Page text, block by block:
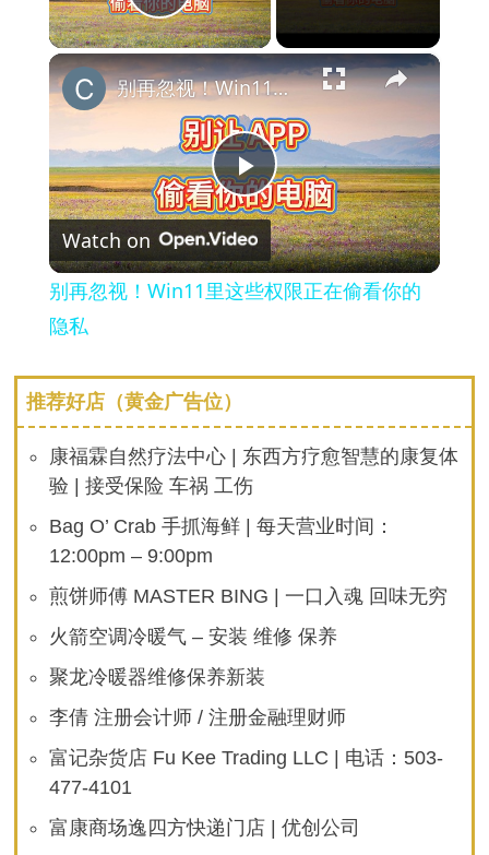
Play Video
×
Play
Video
别再忽视！Win11里这些权限正在偷看你的隐私
Watch on
别再忽视！Win11里这些权限正在偷看你的
隐私
推荐好店（黄金广告位）
康福霖自然疗法中心 | 东西方疗愈智慧的康复体
验 | 接受保险 车祸 工伤
Bag O’ Crab 手抓海鲜 | 每天营业时间：
12:00pm – 9:00pm
煎饼师傅 MASTER BING | 一口入魂 回味无穷
火箭空调冷暖气 – 安装 维修 保养
聚龙冷暖器维修保养新装
李倩 注册会计师 / 注册金融理财师
富记杂货店 Fu Kee Trading LLC | 电话：503-
477-4101
富康商场逸四方快递门店 | 优创公司